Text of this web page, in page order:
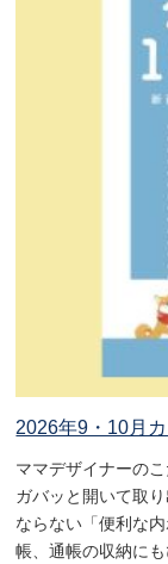
2026年9・10月
ママデザイナーの
ガバッと開いて取
ならない「便利な
帳、通帳の収納に